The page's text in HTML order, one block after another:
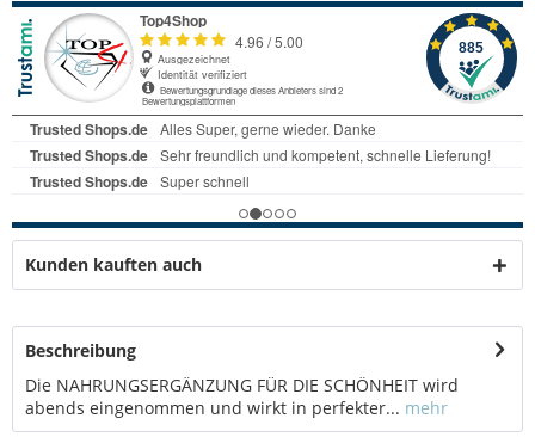
Kunden kauften auch
Beschreibung
Die NAHRUNGSERGÄNZUNG FÜR DIE SCHÖNHEIT wird
abends eingenommen und wirkt in perfekter... mehr